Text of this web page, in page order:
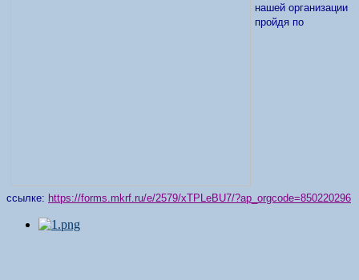
нашей организации
пройдя по
ссылке: https://forms.mkrf.ru/e/2579/xTPLeBU7/?ap_orgcode=850220296